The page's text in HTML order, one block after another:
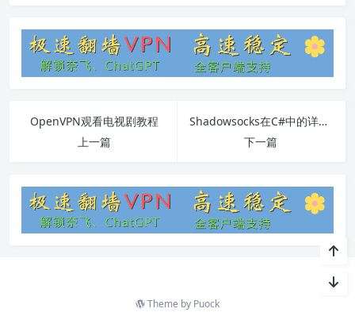
OpenVPN观看电视剧教程
上一篇
Shadowsocks在C#中的详细使用教程
下一篇
Theme by Puock